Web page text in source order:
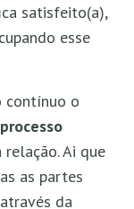
satisfeito(a),
esse
contínuo o
processo
Ai que
as partes
da